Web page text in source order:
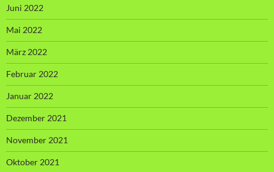
Juni 2022
Mai 2022
März 2022
Februar 2022
Januar 2022
Dezember 2021
November 2021
Oktober 2021